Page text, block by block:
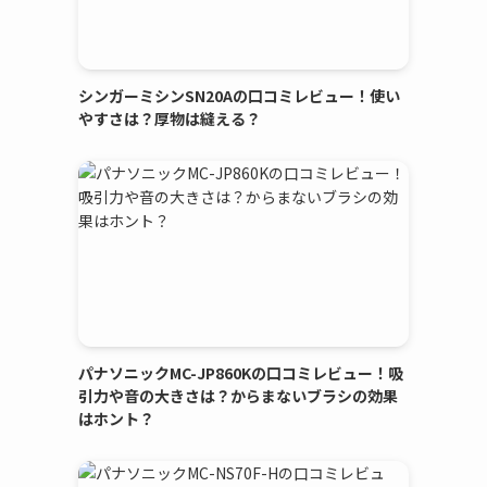
シンガーミシンSN20Aの口コミレビュー！使い
やすさは？厚物は縫える？
パナソニックMC-JP860Kの口コミレビュー！吸
引力や音の大きさは？からまないブラシの効果
はホント？